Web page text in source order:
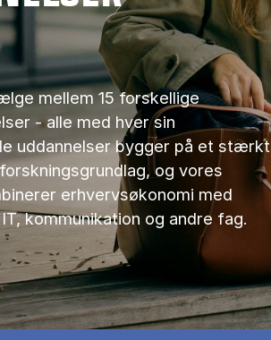
mellem 15 forskellige
- alle med hver sin
uddannelser bygger på et stærkt
og vores
erhvervsøkonomi med
kommunikation og andre fag.